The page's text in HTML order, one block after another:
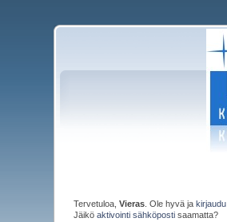
Tervetuloa,Vieras . Ole hyvä jakirjaudu
Jäiköaktivointi sähköposti saamatta?